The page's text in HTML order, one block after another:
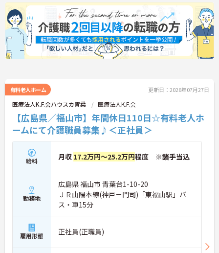
有料老人ホーム 更新日：2026年07月27日
医療法人K.F.会ハウスカ青葉 医療法人K.F.会
【広島県／福山市】年間休日110日☆有料老人ホ
ームにて介護職員募集♪＜正社員＞
給料 月収 17.2万円～25.2万円程度 ※諸手当込
勤務地
広島県 福山市 青葉台1-10-20
ＪＲ山陽本線(神戸－門司)「東福山駅」バ
ス・車15分
雇用形態 正社員(正職員)